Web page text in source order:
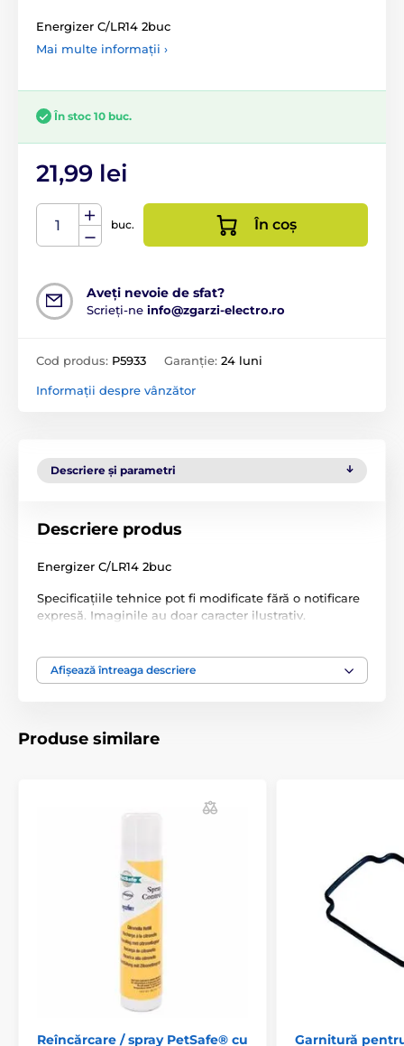
Energizer C/LR14 2buc
Mai multe informații ›
În stoc 10 buc.
21,99 lei
buc. În coș
Aveți nevoie de sfat?
Scrieți-ne info@zgarzi-electro.ro
Cod produs: P5933 Garanție: 24 luni
Informații despre vânzător
Descriere și parametri
Descriere produs
Energizer C/LR14 2buc
Specificațiile tehnice pot fi modificate fără o notificare
expresă. Imaginile au doar caracter ilustrativ.
Produsul este inclus în categoria
Afișează întreaga descriere
Produse similare
Reîncărcare / spray PetSafe® cu
Garnitură